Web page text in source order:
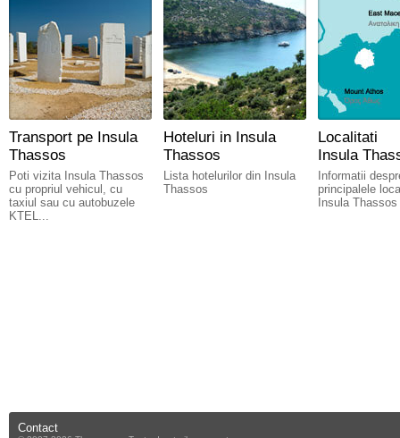
Transport pe Insula
Thassos
Poti vizita Insula Thassos
cu propriul vehicul, cu
taxiul sau cu autobuzele
KTEL...
Hoteluri in Insula
Thassos
Lista hotelurilor din Insula
Thassos
Localitati
Insula
Informatii
principalele
Insula Thassos
Contact